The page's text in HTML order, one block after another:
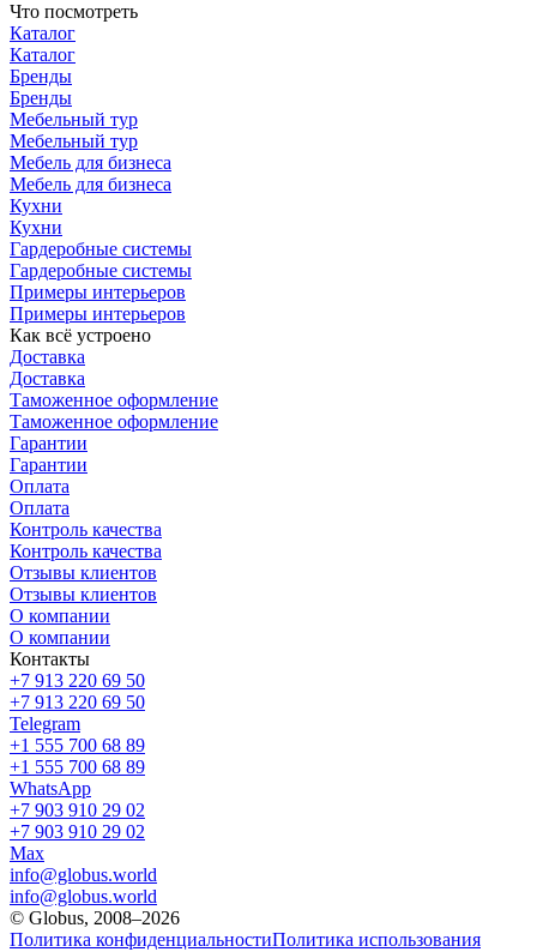
Что посмотреть
Каталог
Каталог
Бренды
Бренды
Мебельный тур
Мебельный тур
Мебель для бизнеса
Мебель для бизнеса
Кухни
Кухни
Гардеробные системы
Гардеробные системы
Примеры интерьеров
Примеры интерьеров
Как всё устроено
Доставка
Доставка
Таможенное оформление
Таможенное оформление
Гарантии
Гарантии
Оплата
Оплата
Контроль качества
Контроль качества
Отзывы клиентов
Отзывы клиентов
О компании
О компании
Контакты
+7 913 220 69 50
+7 913 220 69 50
Telegram
+1 555 700 68 89
+1 555 700 68 89
WhatsApp
+7 903 910 29 02
+7 903 910 29 02
Max
info@globus.world
info@globus.world
© Globus, 2008–2026
Политика конфиденциальностиПолитика использования